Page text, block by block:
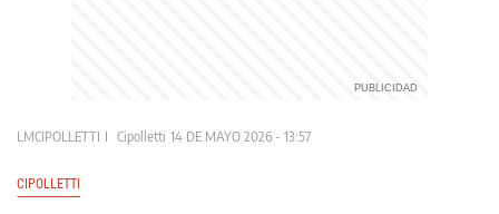
LMCIPOLLETTI Cipolletti 14 DE MAYO 2026 - 13:57
CIPOLLETTI